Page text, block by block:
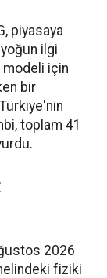
piyasaya
ilgi
modeli için
bir
toplam 41
2026
fiziki